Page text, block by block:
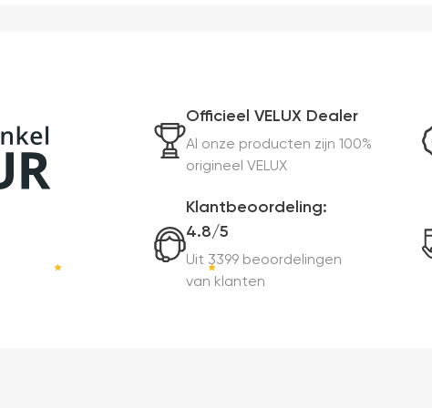
Officieel VELUX Dealer
Al onze producten zijn 100%
origineel VELUX
Klantbeoordeling:
4.8/5
Uit 3399 beoordelingen
van klanten